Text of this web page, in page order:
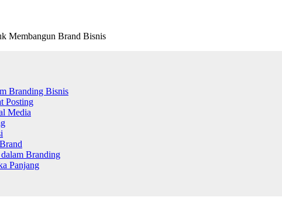
Branding Bisnis
Posting
Media
dalam Branding
Panjang